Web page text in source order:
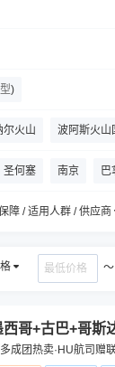
)
尔火山 波阿斯火山
萨瓦纳公园
圣何塞 南京 巴
障 / 适用人群 / 供应商
西哥+古巴+哥斯
多成团热卖·HU航司